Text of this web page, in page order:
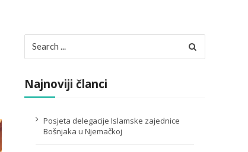
for:
Najnoviji članci
Posjeta delegacije Islamske zajednice
Bošnjaka u Njemačkoj